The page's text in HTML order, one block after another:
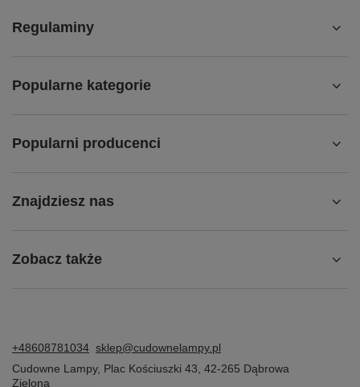
Regulaminy
Popularne kategorie
Popularni producenci
Znajdziesz nas
Zobacz także
+48608781034 sklep@cudownelampy.pl
Cudowne Lampy, Plac Kościuszki 43 42-265 Dąbrowa
Zielona